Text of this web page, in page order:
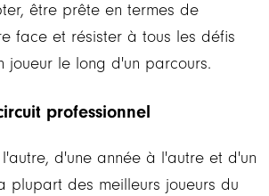
être prête en termes de
face et résister à tous les défis
joueur le long d'un parcours.
professionnel
d'une année à l'autre et d'un
plupart des meilleurs joueurs du